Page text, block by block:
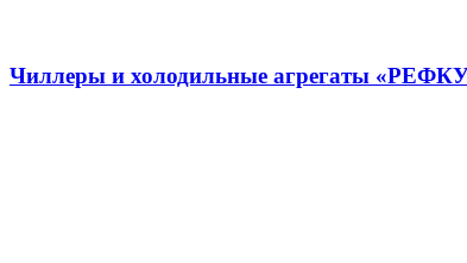
Чиллеры и холодильные агрегаты